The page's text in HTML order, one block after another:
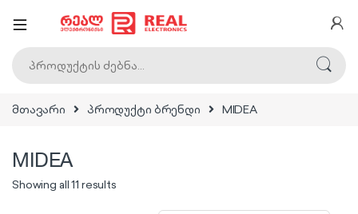
მთავარი პროდუქტი ბრენდი MIDEA
MIDEA
Showing all 11 resultsSorted by latest